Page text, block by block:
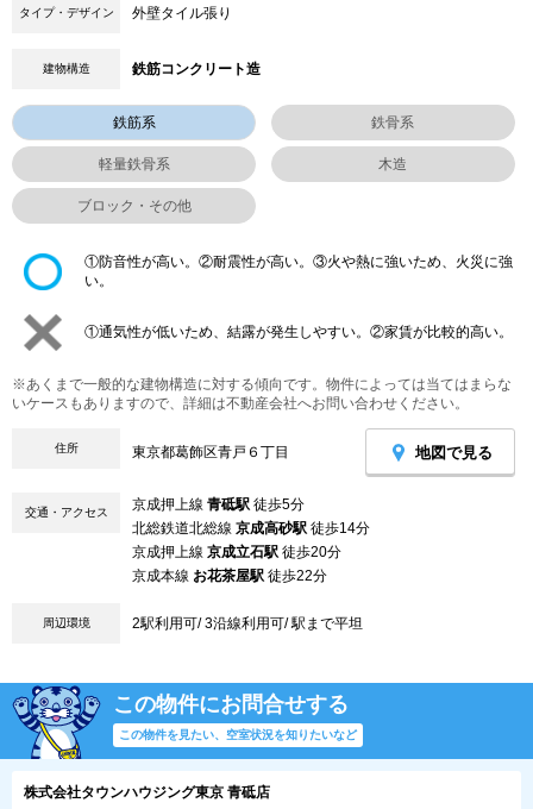
タイプ・デザイン 外壁タイル張り
建物構造 鉄筋コンクリート造
鉄筋系 鉄骨系
軽量鉄骨系 木造
ブロック・その他
①防音性が高い。②耐震性が高い。③火や熱に強いため、火災に強
い。
①通気性が低いため、結露が発生しやすい。②家賃が比較的高い。
※あくまで一般的な建物構造に対する傾向です。物件によっては当てはまらな
いケースもありますので、詳細は不動産会社へお問い合わせください。
住所 東京都葛飾区青戸６丁目 地図で見る
交通・アクセス 京成押上線 青砥駅 徒歩5分
北総鉄道北総線 京成高砂駅 徒歩14分
京成押上線 京成立石駅 徒歩20分
京成本線 お花茶屋駅 徒歩22分
周辺環境 2駅利用可/ 3沿線利用可/ 駅まで平坦
この物件にお問合せする
この物件を見たい、空室状況を知りたいなど
株式会社タウンハウジング東京 青砥店